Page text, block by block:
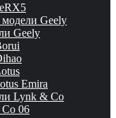
модели Geely
Geely
Emira
Lynk & Co
06